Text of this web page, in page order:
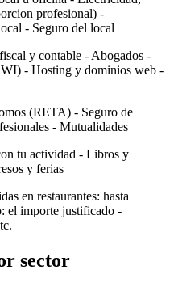
profesional) -
- Seguro del local
y contable - Abogados -
- Hosting y dominios web -
(RETA) - Seguro de
- Mutualidades
tu actividad - Libros y
y ferias
en restaurantes: hasta
el importe justificado -
sector